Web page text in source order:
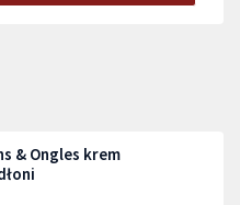
& Ongles krem